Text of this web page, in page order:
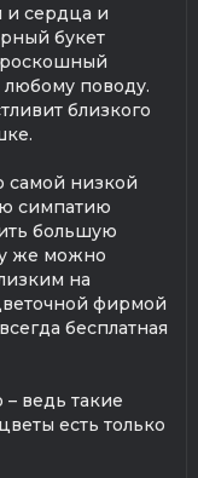
и сердца и
букет
любому поводу.
близкого
низкой
симпатию
большую
же можно
на
фирмой
бесплатная
ведь такие
есть только